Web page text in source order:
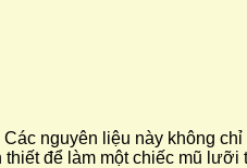
nguyên liệu này không
để làm một chiếc mũ lưỡi